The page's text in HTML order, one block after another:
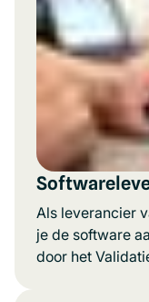
Als leverancier
je de software
door het